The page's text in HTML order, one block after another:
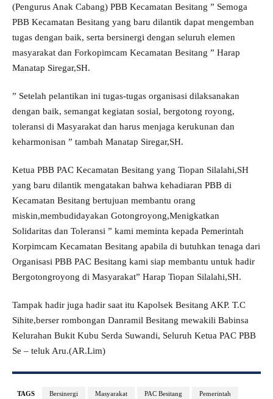
(Pengurus Anak Cabang) PBB Kecamatan Besitang ” Semoga
PBB Kecamatan Besitang yang baru dilantik dapat mengemban
tugas dengan baik, serta bersinergi dengan seluruh elemen
masyarakat dan Forkopimcam Kecamatan Besitang ” Harap
Manatap Siregar,SH.
” Setelah pelantikan ini tugas-tugas organisasi dilaksanakan
dengan baik, semangat kegiatan sosial, bergotong royong,
toleransi di Masyarakat dan harus menjaga kerukunan dan
keharmonisan ” tambah Manatap Siregar,SH.
Ketua PBB PAC Kecamatan Besitang yang Tiopan Silalahi,SH
yang baru dilantik mengatakan bahwa kehadiaran PBB di
Kecamatan Besitang bertujuan membantu orang
miskin,membudidayakan Gotongroyong,Menigkatkan
Solidaritas dan Toleransi ” kami meminta kepada Pemerintah
Korpimcam Kecamatan Besitang apabila di butuhkan tenaga dari
Organisasi PBB PAC Besitang kami siap membantu untuk hadir
Bergotongroyong di Masyarakat” Harap Tiopan Silalahi,SH.
Tampak hadir juga hadir saat itu Kapolsek Besitang AKP. T.C
Sihite,berser rombongan Danramil Besitang mewakili Babinsa
Kelurahan Bukit Kubu Serda Suwandi, Seluruh Ketua PAC PBB
Se – teluk Aru.(AR.Lim)
TAGS Bersinergi Masyarakat PAC Besitang Pemerintah